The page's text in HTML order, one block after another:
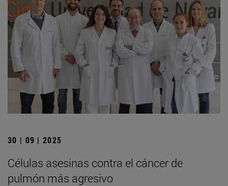
30 | 09 | 2025
Células asesinas contra el cáncer de
pulmón más agresivo